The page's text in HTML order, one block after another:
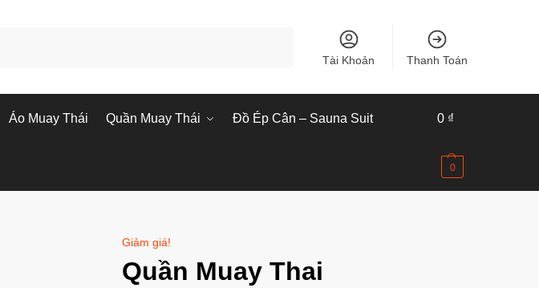
Tài Khoản Thanh Toán
Áo Muay Thái Quần Muay Thái Đồ Ép Cân – Sauna Suit 0 ₫
0
Giảm giá!
Quần Muay Thai